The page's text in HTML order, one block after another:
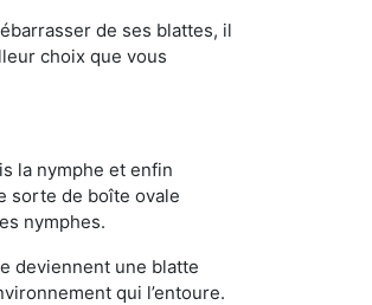
de ses blattes, il
choix que vous
la nymphe et enfin
sorte de boîte ovale
nymphes.
deviennent une blatte
qui l’entoure.